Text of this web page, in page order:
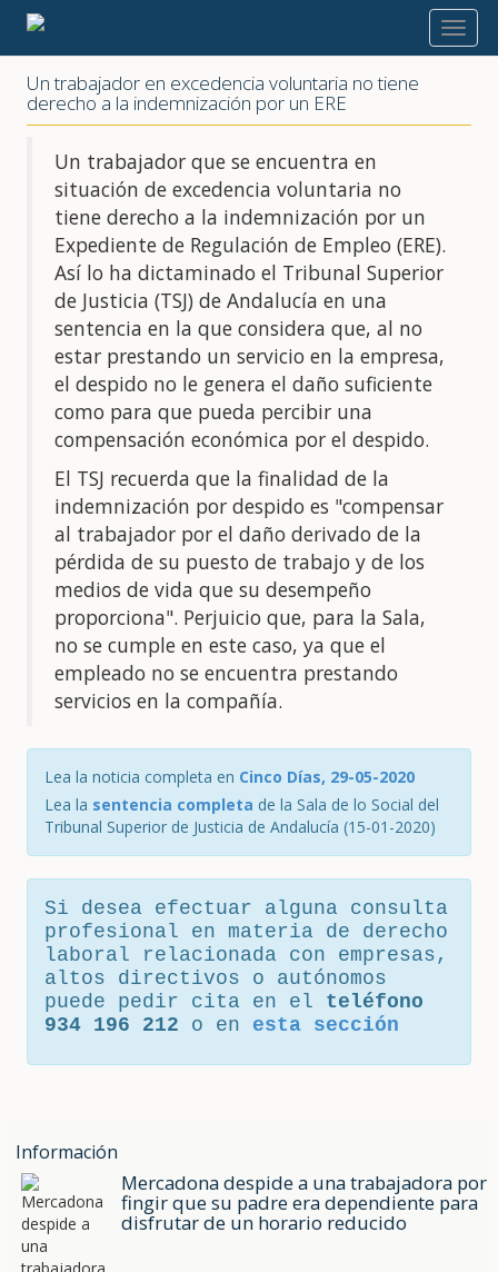
2020
Un trabajador en excedencia voluntaria no tiene
derecho a la indemnización por un ERE
Un trabajador que se encuentra en
situación de excedencia voluntaria no
tiene derecho a la indemnización por un
Expediente de Regulación de Empleo (ERE).
Así lo ha dictaminado el Tribunal Superior
de Justicia (TSJ) de Andalucía en una
sentencia en la que considera que, al no
estar prestando un servicio en la empresa,
el despido no le genera el daño suficiente
como para que pueda percibir una
compensación económica por el despido.
El TSJ recuerda que la finalidad de la
indemnización por despido es "compensar
al trabajador por el daño derivado de la
pérdida de su puesto de trabajo y de los
medios de vida que su desempeño
proporciona". Perjuicio que, para la Sala,
no se cumple en este caso, ya que el
empleado no se encuentra prestando
servicios en la compañía.
Lea la noticia completa en Cinco Días, 29-05-2020
Lea la sentencia completa de la Sala de lo Social del
Tribunal Superior de Justicia de Andalucía (15-01-2020)
Si desea efectuar alguna consulta
profesional en materia de derecho
laboral relacionada con empresas,
altos directivos o autónomos
puede pedir cita en el teléfono
934 196 212 o en esta sección
Información
Mercadona despide a una trabajadora por
fingir que su padre era dependiente para
disfrutar de un horario reducido